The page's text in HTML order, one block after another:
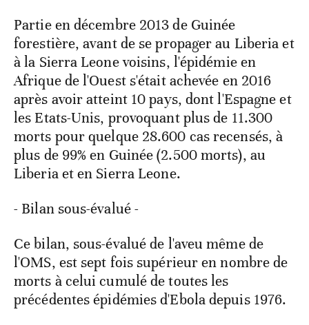
Partie en décembre 2013 de Guinée
forestière, avant de se propager au Liberia et
à la Sierra Leone voisins, l'épidémie en
Afrique de l'Ouest s'était achevée en 2016
après avoir atteint 10 pays, dont l'Espagne et
les Etats-Unis, provoquant plus de 11.300
morts pour quelque 28.600 cas recensés, à
plus de 99% en Guinée (2.500 morts), au
Liberia et en Sierra Leone.
- Bilan sous-évalué -
Ce bilan, sous-évalué de l'aveu même de
l'OMS, est sept fois supérieur en nombre de
morts à celui cumulé de toutes les
précédentes épidémies d'Ebola depuis 1976.